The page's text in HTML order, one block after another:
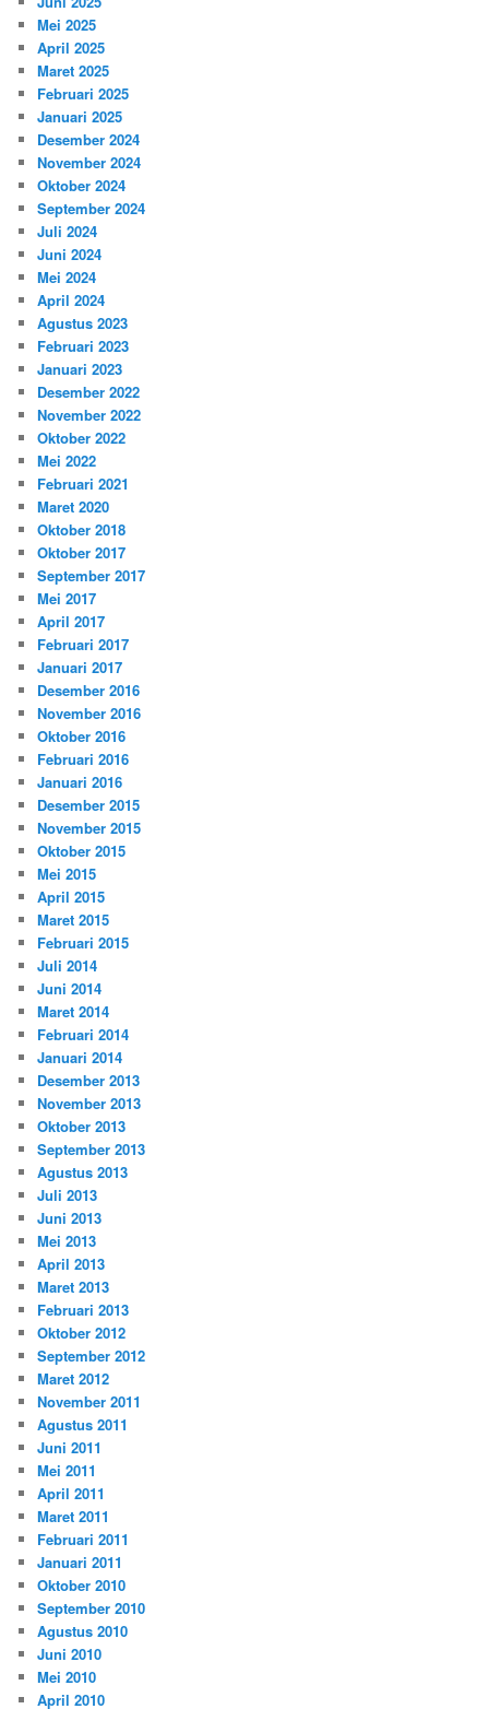
Mei 2025
April 2025
Maret 2025
Februari 2025
Januari 2025
Desember 2024
November 2024
Oktober 2024
September 2024
Juli 2024
Juni 2024
Mei 2024
April 2024
Agustus 2023
Februari 2023
Januari 2023
Desember 2022
November 2022
Oktober 2022
Mei 2022
Februari 2021
Maret 2020
Oktober 2018
Oktober 2017
September 2017
Mei 2017
April 2017
Februari 2017
Januari 2017
Desember 2016
November 2016
Oktober 2016
Februari 2016
Januari 2016
Desember 2015
November 2015
Oktober 2015
Mei 2015
April 2015
Maret 2015
Februari 2015
Juli 2014
Juni 2014
Maret 2014
Februari 2014
Januari 2014
Desember 2013
November 2013
Oktober 2013
September 2013
Agustus 2013
Juli 2013
Juni 2013
Mei 2013
April 2013
Maret 2013
Februari 2013
Oktober 2012
September 2012
Maret 2012
November 2011
Agustus 2011
Juni 2011
Mei 2011
April 2011
Maret 2011
Februari 2011
Januari 2011
Oktober 2010
September 2010
Agustus 2010
Juni 2010
Mei 2010
April 2010